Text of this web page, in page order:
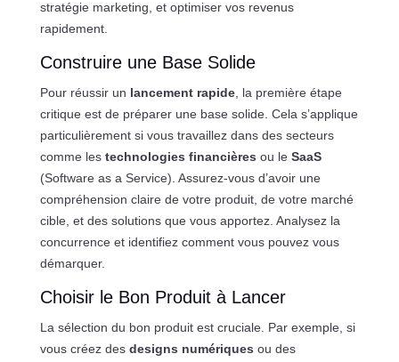
stratégie marketing, et optimiser vos revenus
rapidement.
Construire une Base Solide
Pour réussir un lancement rapide, la première étape
critique est de préparer une base solide. Cela s’applique
particulièrement si vous travaillez dans des secteurs
comme les technologies financières ou le SaaS
(Software as a Service). Assurez-vous d’avoir une
compréhension claire de votre produit, de votre marché
cible, et des solutions que vous apportez. Analysez la
concurrence et identifiez comment vous pouvez vous
démarquer.
Choisir le Bon Produit à Lancer
La sélection du bon produit est cruciale. Par exemple, si
vous créez des designs numériques ou des